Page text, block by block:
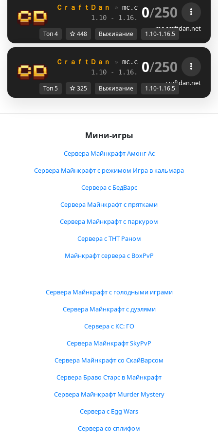
ＣｒａｆｔＤａｎ » mc.craftdan.net //
1.10 - 1.16.5 //
0/250
mc.craftdan.net
Топ 4 448 Выживание 1.10-1.16.5
ＣｒａｆｔＤａｎ » mc.craftdan.net //
1.10 - 1.16.5 //
0/250
craftdan.net
Топ 5 325 Выживание 1.10-1.16.5
Мини-игры
Сервера Майнкрафт Амонг Ас
Сервера Майнкрафт с режимом Игра в кальмара
Сервера с БедВарс
Сервера Майнкрафт с прятками
Сервера Майнкрафт с паркуром
Сервера с ТНТ Раном
Майнкрафт сервера с BoxPvP
Сервера Майнкрафт с голодными играми
Сервера Майнкрафт с дуэлями
Сервера с КС: ГО
Сервера Майнкрафт SkyPvP
Сервера Майнкрафт со СкайВарсом
Сервера Браво Старс в Майнкрафт
Сервера Майнкрафт Murder Mystery
Сервера с Egg Wars
Сервера со сплифом